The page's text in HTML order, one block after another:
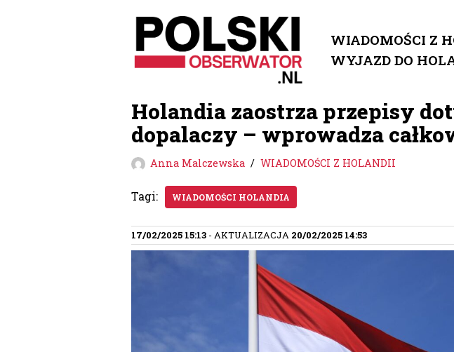
Przejdź
do
WIADOMOŚCI Z
WYJAZD DO
Holandia zaostrza przepisy
dopalaczy – wprowadza
Anna Malczewska WIADOMOŚCI Z HOLANDII
Tagi: WIADOMOŚCI HOLANDIA
17/02/2025 15:13 - AKTUALIZACJA 20/02/2025 14:53